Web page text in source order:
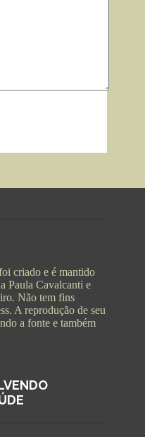
criado e é mantido
Paula Cavalcanti e
Não tem fins
A reprodução de seu
a fonte e também